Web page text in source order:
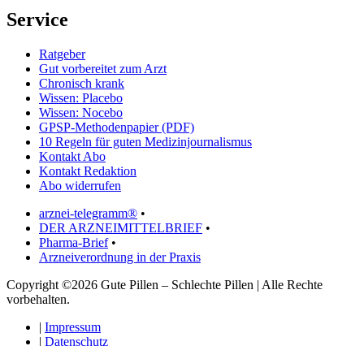
Service
Ratgeber
Gut vorbereitet zum Arzt
Chronisch krank
Wissen: Placebo
Wissen: Nocebo
GPSP-Methodenpapier (PDF)
10 Regeln für guten Medizinjournalismus
Kontakt Abo
Kontakt Redaktion
Abo widerrufen
arznei-telegramm® •
DER ARZNEIMITTELBRIEF •
Pharma-Brief•
Arzneiverordnung in der Praxis
Copyright ©2026 Gute Pillen – Schlechte Pillen | Alle Rechte
vorbehalten.
| Impressum
| Datenschutz